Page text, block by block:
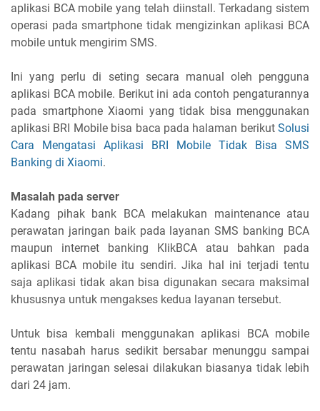
aplikasi BCA mobile yang telah diinstall. Terkadang sistem
operasi pada smartphone tidak mengizinkan aplikasi BCA
mobile untuk mengirim SMS.
Ini yang perlu di seting secara manual oleh pengguna
aplikasi BCA mobile. Berikut ini ada contoh pengaturannya
pada smartphone Xiaomi yang tidak bisa menggunakan
aplikasi BRI Mobile bisa baca pada halaman berikut Solusi
Cara Mengatasi Aplikasi BRI Mobile Tidak Bisa SMS
Banking di Xiaomi.
Masalah pada server
Kadang pihak bank BCA melakukan maintenance atau
perawatan jaringan baik pada layanan SMS banking BCA
maupun internet banking KlikBCA atau bahkan pada
aplikasi BCA mobile itu sendiri. Jika hal ini terjadi tentu
saja aplikasi tidak akan bisa digunakan secara maksimal
khususnya untuk mengakses kedua layanan tersebut.
Untuk bisa kembali menggunakan aplikasi BCA mobile
tentu nasabah harus sedikit bersabar menunggu sampai
perawatan jaringan selesai dilakukan biasanya tidak lebih
dari 24 jam.